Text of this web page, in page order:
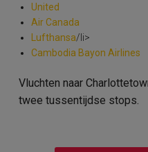
United
Air Canada
Lufthansa/li>
Cambodia Bayon Airlines
Vluchten naar
twee tussentijdse stops.